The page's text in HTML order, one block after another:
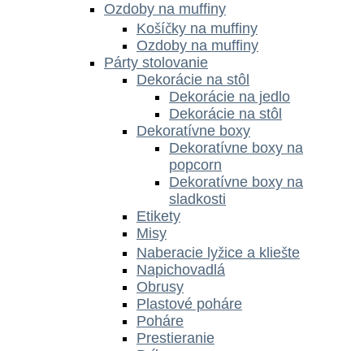
Ozdoby na muffiny
Košíčky na muffiny
Ozdoby na muffiny
Párty stolovanie
Dekorácie na stôl
Dekorácie na jedlo
Dekorácie na stôl
Dekoratívne boxy
Dekoratívne boxy na
popcorn
Dekoratívne boxy na
sladkosti
Etikety
Misy
Naberacie lyžice a kliešte
Napichovadlá
Obrusy
Plastové poháre
Poháre
Prestieranie